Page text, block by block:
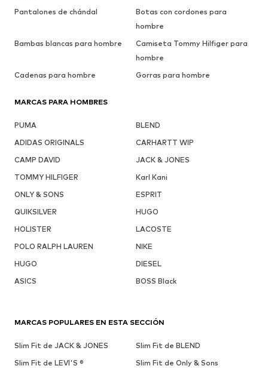
Pantalones de chándal
Botas con cordones para
hombre
Bambas blancas para hombre
Camiseta Tommy Hilfiger para
hombre
Cadenas para hombre
Gorras para hombre
MARCAS PARA HOMBRES
PUMA
BLEND
ADIDAS ORIGINALS
CARHARTT WIP
CAMP DAVID
JACK & JONES
TOMMY HILFIGER
Karl Kani
ONLY & SONS
ESPRIT
QUIKSILVER
HUGO
HOLISTER
LACOSTE
POLO RALPH LAUREN
NIKE
HUGO
DIESEL
ASICS
BOSS Black
MARCAS POPULARES EN ESTA SECCIÓN
Slim Fit de JACK & JONES
Slim Fit de BLEND
Slim Fit de LEVI'S ®
Slim Fit de Only & Sons